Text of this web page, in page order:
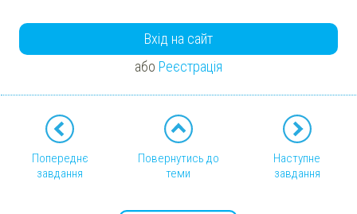
Вхід на сайт
або Реєстрація
Попереднє
завдання
Повернутись до
теми
Наступне
завдання